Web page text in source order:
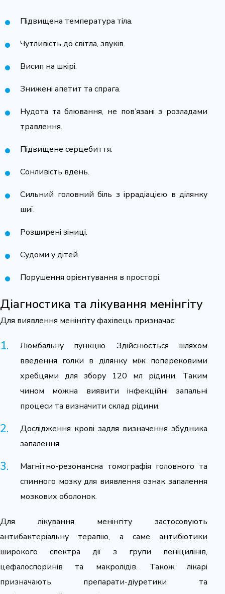
Підвищена температура тіла.
Чутливість до світла, звуків.
Висип на шкірі.
Знижені апетит та спрага.
Нудота та блювання, не пов’язані з розладами
травлення.
Підвищене серцебиття.
Сонливість вдень.
Сильний головний біль з іррадіацією в ділянку
шиї.
Розширені зіниці.
Судоми у дітей.
Порушення орієнтування в просторі.
Діагностика та лікування менінгіту
Для виявлення менінгіту фахівець призначає:
Люмбальну пункцію. Здійснюється шляхом
введення голки в ділянку між поперековими
хребцями для збору 120 мл рідини. Таким
чином можна виявити інфекційні запальні
процеси та визначити склад рідини.
Дослідження крові задля визначення збудника
запалення.
Магнітно-резонансна томографія головного та
спинного мозку для виявлення ознак запалення
мозкових оболонок.
Для лікування менінгіту застосовують
антибактеріальну терапію, а саме антибіотики
широкого спектра дії з групи пеніцилінів,
цефалоспоринів та макролідів. Також лікарі
призначають препарати-діуретики та